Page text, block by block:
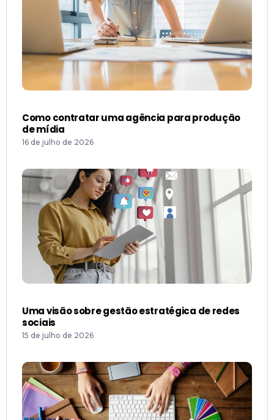
Como contratar uma agência para produção
de mídia
16 de julho de 2026
Uma visão sobre gestão estratégica de redes
sociais
15 de julho de 2026